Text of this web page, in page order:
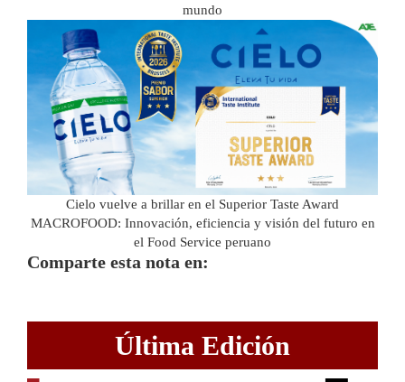
mundo
Cielo vuelve a brillar en el Superior Taste Award
MACROFOOD: Innovación, eficiencia y visión del futuro en
el Food Service peruano
Comparte esta nota en:
Última Edición